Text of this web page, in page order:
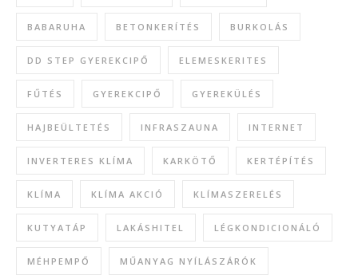
BABARUHA BETONKERÍTÉS BURKOLÁS
DD STEP GYEREKCIPŐ ELEMESKERITES
FŰTÉS GYEREKCIPŐ GYEREKÜLÉS
HAJBEÜLTETÉS INFRASZAUNA INTERNET
INVERTERES KLÍMA KARKÖTŐ KERTÉPÍTÉS
KLÍMA KLÍMA AKCIÓ KLÍMASZERELÉS
KUTYATÁP LAKÁSHITEL LÉGKONDICIONÁLÓ
MÉHPEMPŐ MŰANYAG NYÍLÁSZÁRÓK